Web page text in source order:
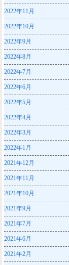
2022年11月
2022年10月
2022年9月
2022年8月
2022年7月
2022年6月
2022年5月
2022年4月
2022年3月
2022年1月
2021年12月
2021年11月
2021年10月
2021年9月
2021年7月
2021年6月
2021年2月